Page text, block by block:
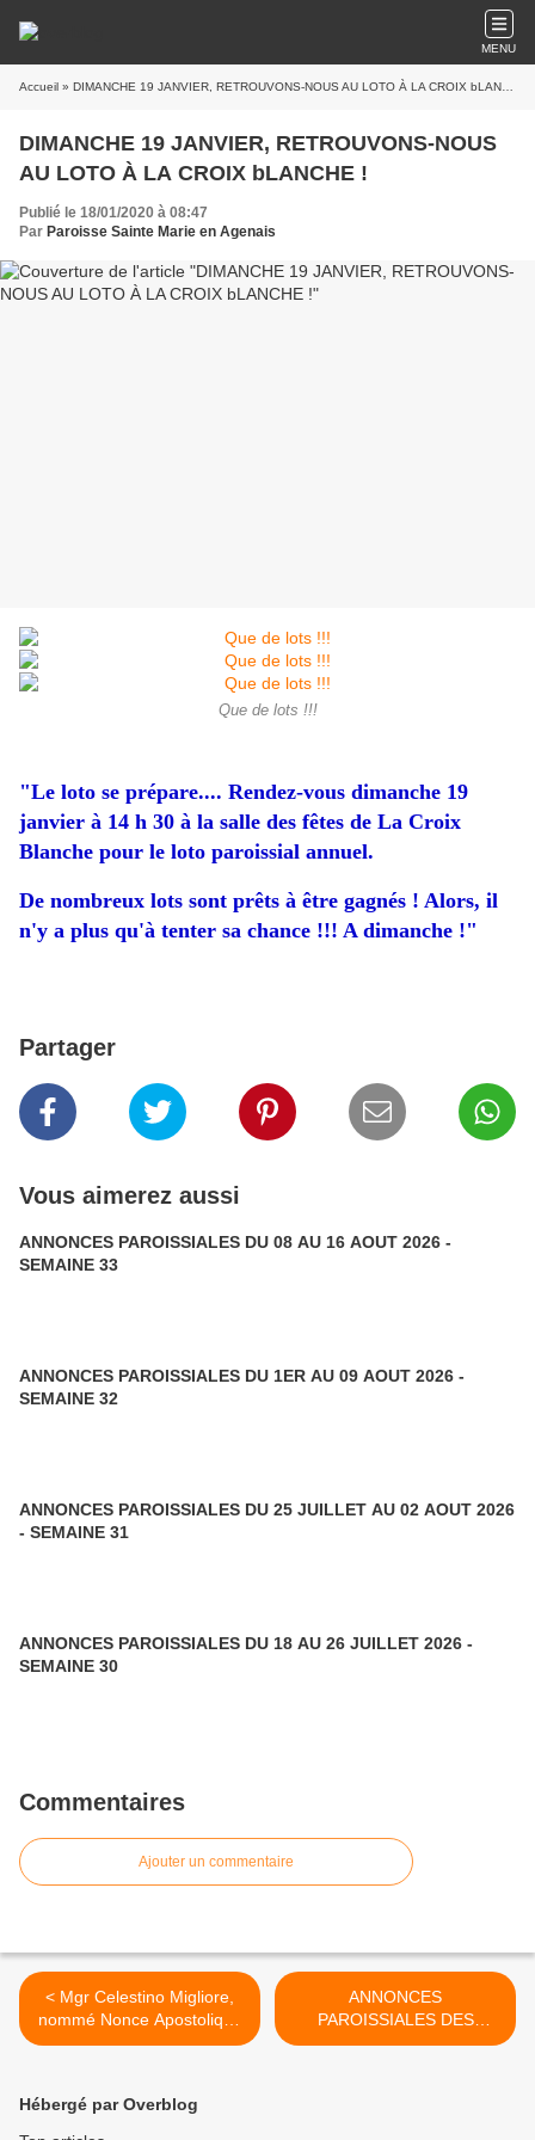
MENU
Accueil » DIMANCHE 19 JANVIER, RETROUVONS-NOUS AU LOTO À LA CROIX bLANCHE !
DIMANCHE 19 JANVIER, RETROUVONS-NOUS
AU LOTO À LA CROIX bLANCHE !
Publié le 18/01/2020 à 08:47
Par Paroisse Sainte Marie en Agenais
Que de lots !!!
"Le loto se prépare.... Rendez-vous dimanche 19
janvier à 14 h 30 à la salle des fêtes de La Croix
Blanche pour le loto paroissial annuel.
De nombreux lots sont prêts à être gagnés ! Alors, il
n'y a plus qu'à tenter sa chance !!! A dimanche !"
Partager
Vous aimerez aussi
ANNONCES PAROISSIALES DU 08 AU 16 AOUT 2026 -
SEMAINE 33
ANNONCES PAROISSIALES DU 1ER AU 09 AOUT 2026 -
SEMAINE 32
ANNONCES PAROISSIALES DU 25 JUILLET AU 02 AOUT 2026
- SEMAINE 31
ANNONCES PAROISSIALES DU 18 AU 26 JUILLET 2026 -
SEMAINE 30
Commentaires
Ajouter un commentaire
< Mgr Celestino Migliore,
nommé Nonce Apostolique
en France
ANNONCES
PAROISSIALES DES
SEMAINES 04 ET 05 >
Hébergé par Overblog